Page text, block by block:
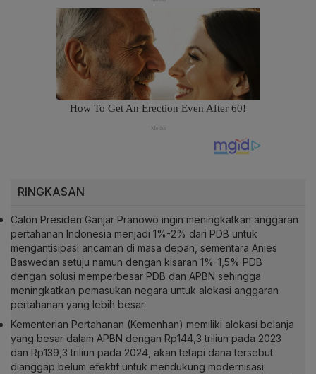
RINGKASAN
Calon Presiden Ganjar Pranowo ingin meningkatkan anggaran
pertahanan Indonesia menjadi 1%-2% dari PDB untuk
mengantisipasi ancaman di masa depan, sementara Anies
Baswedan setuju namun dengan kisaran 1%-1,5% PDB
dengan solusi memperbesar PDB dan APBN sehingga
meningkatkan pemasukan negara untuk alokasi anggaran
pertahanan yang lebih besar.
Kementerian Pertahanan (Kemenhan) memiliki alokasi belanja
yang besar dalam APBN dengan Rp144,3 triliun pada 2023
dan Rp139,3 triliun pada 2024, akan tetapi dana tersebut
dianggap belum efektif untuk mendukung modernisasi